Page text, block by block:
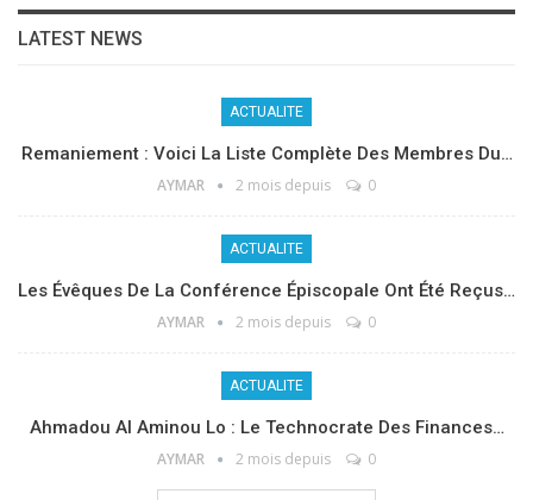
LATEST NEWS
ACTUALITE
Remaniement : Voici La Liste Complète Des Membres Du…
AYMAR 2 mois depuis 0
ACTUALITE
Les Évêques De La Conférence Épiscopale Ont Été Reçus…
AYMAR 2 mois depuis 0
ACTUALITE
Ahmadou Al Aminou Lo : Le Technocrate Des Finances…
AYMAR 2 mois depuis 0